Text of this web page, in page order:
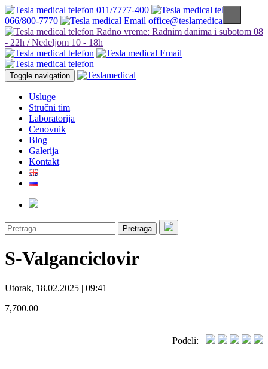
011/7777-400
066/800-7770
office@teslamedical.rs
Radno vreme: Radnim danima i subotom 08
- 22h / Nedeljom 10 - 18h
Toggle navigation
Usluge
Stručni tim
Laboratorija
Cenovnik
Blog
Galerija
Kontakt
Pretraga
S-Valganciclovir
Utorak, 18.02.2025 | 09:41
7,700.00
Podeli: